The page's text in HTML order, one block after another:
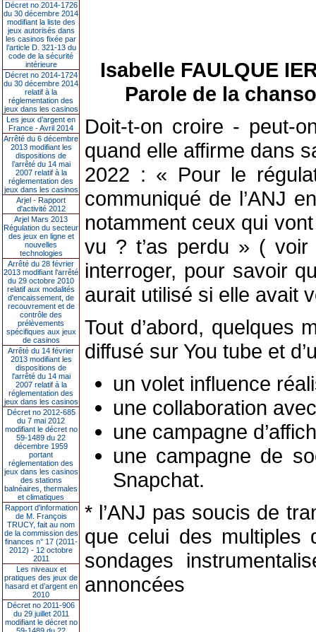
Décret no 2014-1726
du 30 décembre 2014
modifiant la liste des
jeux autorisés dans
les casinos fixée par
l’article D. 321-13 du
code de la sécurité
intérieure
Décret no 2014-1724
du 30 décembre 2014
relatif à la
réglementation des
jeux dans les casinos
Les jeux d’argent en
France - Avril 2014
Arrêté du 6 décembre
2013 modifiant les
dispositions de
l’arrêté du 14 mai
2007 relatif à la
réglementation des
jeux dans les casinos
Arjel - Rapport
d'activité 2012
Arjel Mars 2013
Régulation du secteur
des jeux en ligne et
nouvelles
technologies
Arrêté du 28 février
2013 modifiant l'arrêté
du 29 octobre 2010
relatif aux modalités
d'encaissement, de
recouvrement et de
contrôle des
prélèvements
spécifiques aux jeux
de casinos
Arrêté du 14 février
2013 modifiant les
dispositions de
l'arrêté du 14 mai
2007 relatif à la
réglementation des
jeux dans les casinos
Décret no 2012-685
du 7 mai 2012
modifiant le décret no
59-1489 du 22
décembre 1959
portant
réglementation des
jeux dans les casinos
des stations
balnéaires, thermales
et climatiques
Rapport d'information
de M. François
TRUCY, fait au nom
de la commission des
finances n° 17 (2011-
2012) - 12 octobre
2011
Les niveaux et
pratiques des jeux de
hasard et d’argent en
2010
Décret no 2011-906
du 29 juillet 2011
modifiant le décret no
Isabelle FAULQUE
Parole de la
Doit-t-on croire - peut-
quand elle affirme dans
2022 : « Pour le
communiqué de l’ANJ
notamment ceux qui
vu ? t’as perdu » (
interroger, pour savoir
aurait utilisé si elle avait
Tout d’abord, quelques
diffusé sur You tube et
un volet influence
une collaboration
une campagne
une campagne de
Snapchat.
* l’ANJ pas soucis de
que celui des multiples
sondages
annoncées